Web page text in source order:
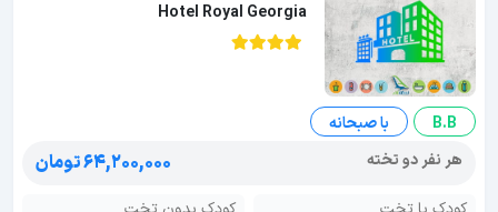
Hotel Royal Georgia
B.B
با صبحانه
هر نفر دو تخته
۶۴,۲۰۰,۰۰۰ تومان